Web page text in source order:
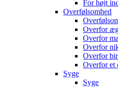
For højt
Overfølsomhed
Overfor
Overfor
Overfor
Overfor
Overfor et
Syge
Syge